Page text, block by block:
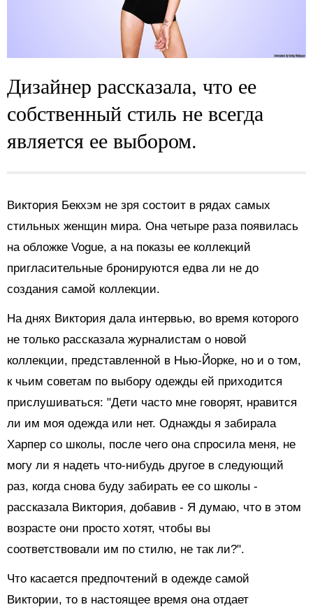
Дизайнер рассказала, что ее
собственный стиль не всегда
является ее выбором.
Виктория Бекхэм не зря состоит в рядах самых
стильных женщин мира. Она четыре раза появилась
на обложке Vogue, а на показы ее коллекций
пригласительные бронируются едва ли не до
создания самой коллекции.
На днях Виктория дала интервью, во время которого
не только рассказала журналистам о новой
коллекции, представленной в Нью-Йорке, но и о том,
к чьим советам по выбору одежды ей приходится
прислушиваться: "Дети часто мне говорят, нравится
ли им моя одежда или нет. Однажды я забирала
Харпер со школы, после чего она спросила меня, не
могу ли я надеть что-нибудь другое в следующий
раз, когда снова буду забирать ее со школы -
рассказала Виктория, добавив - Я думаю, что в этом
возрасте они просто хотят, чтобы вы
соответствовали им по стилю, не так ли?".
Что касается предпочтений в одежде самой
Виктории, то в настоящее время она отдает